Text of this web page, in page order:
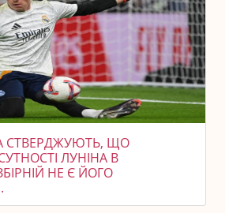
СТВЕРДЖУЮТЬ, ЩО
ЛУНІНА В
НЕ Є ЙОГО